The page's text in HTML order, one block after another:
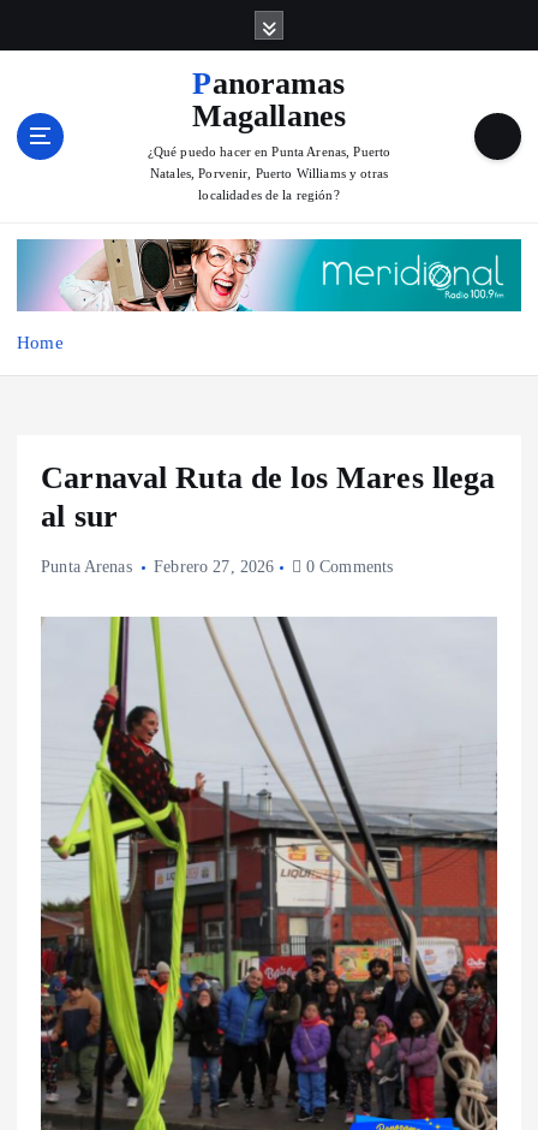
Panoramas
Magallanes
¿Qué puedo hacer en Punta Arenas, Puerto
Natales, Porvenir, Puerto Williams y otras
localidades de la región?
Home
Carnaval Ruta de los Mares llega
al sur
Punta Arenas Febrero 27, 2026 0 Comments